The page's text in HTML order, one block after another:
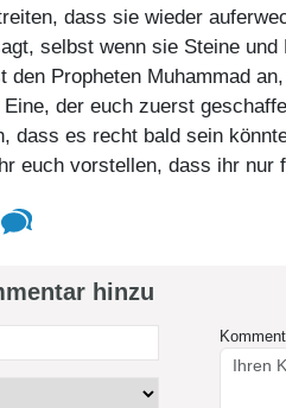
dass sie wieder
selbst wenn sie Steine und
den Propheten Muhammad
der euch zuerst
dass es recht bald sein
euch vorstellen, dass ihr nur
hinzu